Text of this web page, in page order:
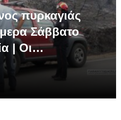
πυρκαγιάς
Σάββατο
| Οι…